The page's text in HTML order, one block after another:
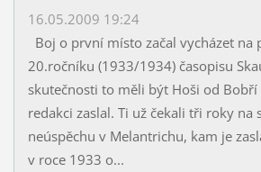
16.05.2009 19:24
Boj o první místo začal vycházet na
20.ročníku (1933/1934) časopisu
skutečnosti to měli být Hoši od
redakci zaslal. Ti už čekali tři roky na
neúspěchu v Melantrichu, kam je
v roce 1933 o...